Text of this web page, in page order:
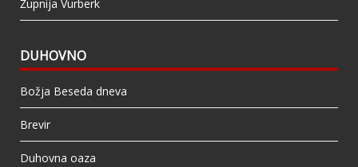
Župnija Vurberk
DUHOVNO
Božja Beseda dneva
Brevir
Duhovna oaza